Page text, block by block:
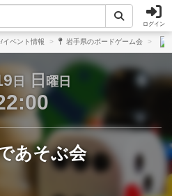
ログイン
イベント情報 岩手県のボードゲーム会
日 日 曜日
あそぶ会